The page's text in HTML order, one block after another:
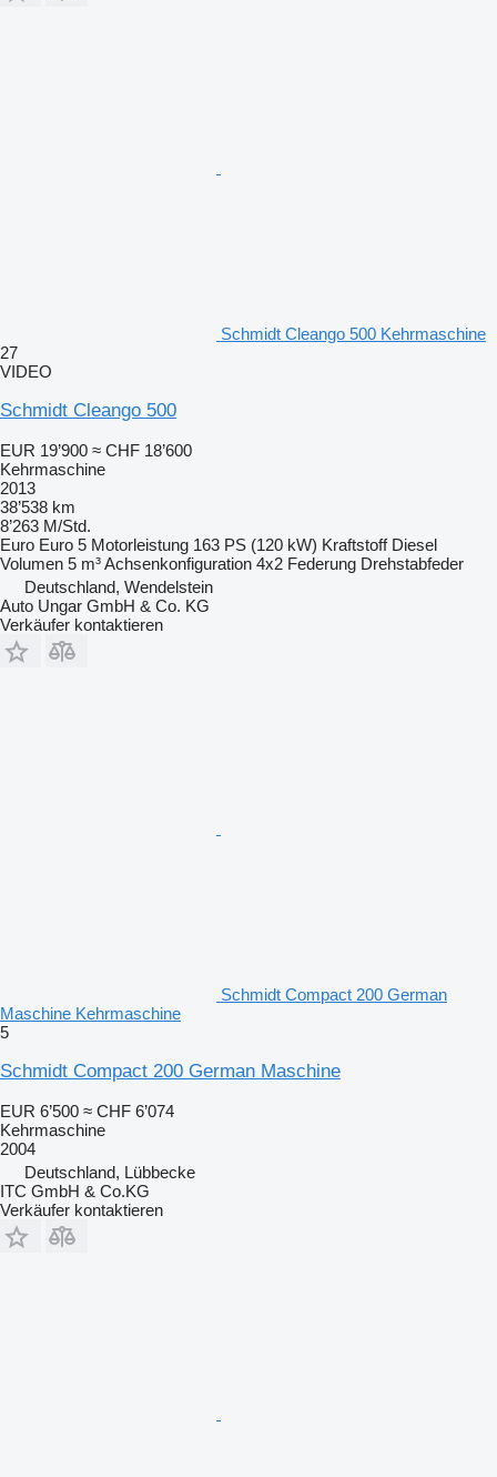
Schmidt Cleango 500 Kehrmaschine
27
VIDEO
Schmidt Cleango 500
EUR 19’900 ≈ CHF 18’600
Kehrmaschine
2013
38’538 km
8’263 M/Std.
Euro Euro 5 Motorleistung 163 PS (120 kW) Kraftstoff Diesel
Volumen 5 m³Achsenkonfiguration 4x2 Federung Drehstabfeder
Deutschland, Wendelstein
Auto Ungar GmbH & Co. KG
Verkäufer kontaktieren
Schmidt Compact 200 German
Maschine Kehrmaschine
5
Schmidt Compact 200 German Maschine
EUR 6’500 ≈ CHF 6’074
Kehrmaschine
2004
Deutschland, Lübbecke
ITC GmbH & Co.KG
Verkäufer kontaktieren